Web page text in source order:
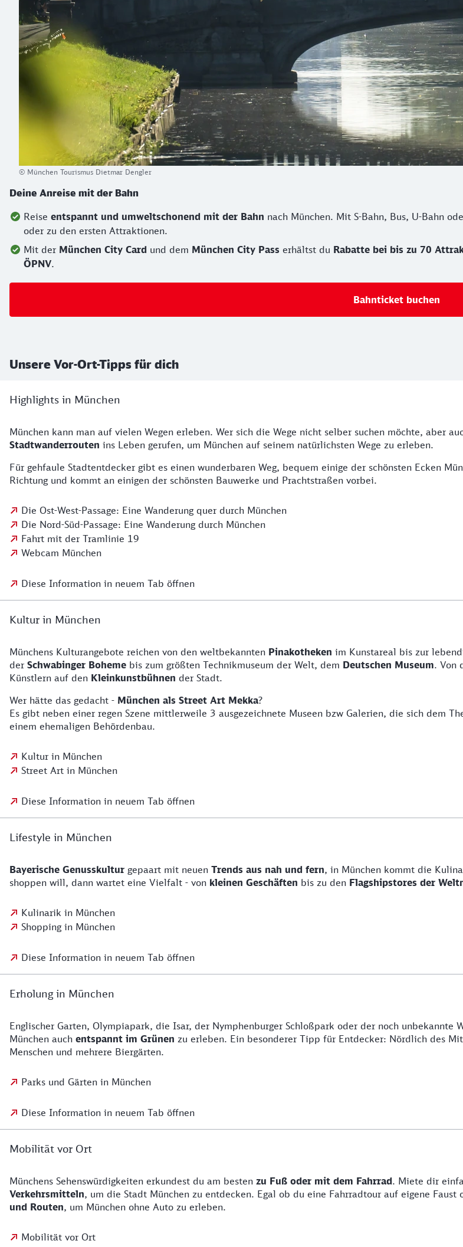
© München Tourismus Dietmar Dengler
Deine Anreise mit der Bahn
Reise entspannt und umweltschonend mit der Bahn nach München. Mit S-Bahn, Bus, U-Bahn
oder zu den ersten Attraktionen.
Mit der München City Card und dem München City Pass erhältst du Rabatte bei bis zu 70
ÖPNV.
Bahnticket buchen
Unsere Vor-Ort-Tipps für dich
Highlights in München
München kann man auf vielen Wegen erleben. Wer sich die Wege nicht selber suchen möchte, aber
Stadtwanderrouten ins Leben gerufen, um München auf seinem natürlichsten Wege zu erleben.
Für gehfaule Stadtentdecker gibt es einen wunderbaren Weg, bequem einige der schönsten Ecken
Richtung und kommt an einigen der schönsten Bauwerke und Prachtstraßen vorbei.
Die Ost-West-Passage: Eine Wanderung quer durch München
Die Nord-Süd-Passage: Eine Wanderung durch München
Fahrt mit der Tramlinie 19
Webcam München
Diese Information in neuem Tab öffnen
Kultur in München
Münchens Kulturangebote reichen von den weltbekannten Pinakotheken im Kunstareal bis zur
der Schwabinger Boheme bis zum größten Technikmuseum der Welt, dem Deutschen Museum. Von
Künstlern auf den Kleinkunstbühnen der Stadt.
Wer hätte das gedacht - München als Street Art Mekka?
Es gibt neben einer regen Szene mittlerweile 3 ausgezeichnete Museen bzw Galerien, die sich dem
einem ehemaligen Behördenbau.
Kultur in München
Street Art in München
Diese Information in neuem Tab öffnen
Lifestyle in München
Bayerische Genusskultur gepaart mit neuen Trends aus nah und fern, in München kommt die
shoppen will, dann wartet eine Vielfalt - von kleinen Geschäften bis zu den Flagshipstores der
Kulinarik in München
Shopping in München
Diese Information in neuem Tab öffnen
Erholung in München
Englischer Garten, Olympiapark, die Isar, der Nymphenburger Schloßpark oder der noch
München auch entspannt im Grünen zu erleben. Ein besonderer Tipp für Entdecker: Nördlich des
Menschen und mehrere Biergärten.
Parks und Gärten in München
Diese Information in neuem Tab öffnen
Mobilität vor Ort
Münchens Sehenswürdigkeiten erkundest du am besten zu Fuß oder mit dem Fahrrad. Miete dir
Verkehrsmitteln, um die Stadt München zu entdecken. Egal ob du eine Fahrradtour auf eigene
und Routen, um München ohne Auto zu erleben.
Mobilität vor Ort